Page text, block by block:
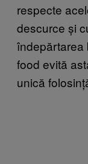
respecte
descurce și
îndepărtarea
food evită
unică